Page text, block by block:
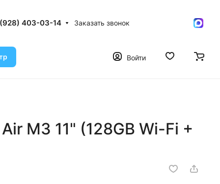
403-03-14 Заказать звонок
Войти
M3 11" (128GB Wi-Fi +